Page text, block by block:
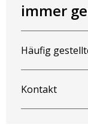
immer
Häufig
Kontakt